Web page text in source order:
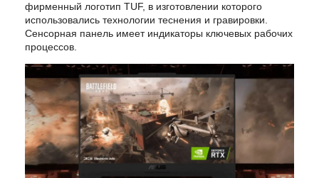
фирменный логотип TUF, в изготовлении которого
использовались технологии теснения и гравировки.
Сенсорная панель имеет индикаторы ключевых рабочих
процессов.